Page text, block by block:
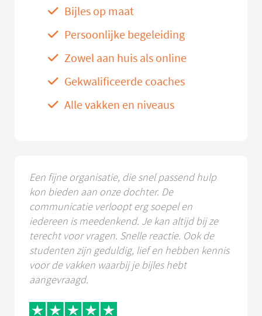
Bijles op maat
Persoonlijke begeleiding
Zowel aan huis als online
Gekwalificeerde coaches
Alle vakken en niveaus
Een fijne organisatie, die snel passend hulp
kon bieden aan onze dochter. De
communicatie verloopt erg soepel en
iedereen is meedenkend. Je kan altijd bij ze
terecht voor vragen. Snelle reactie. Ook de
studenten zijn geduldig, lief en hebben kennis
voor de vakken waarbij je bijles hebt
aangevraagd.